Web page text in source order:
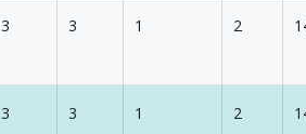
3 3 1 2
3 3 1 2